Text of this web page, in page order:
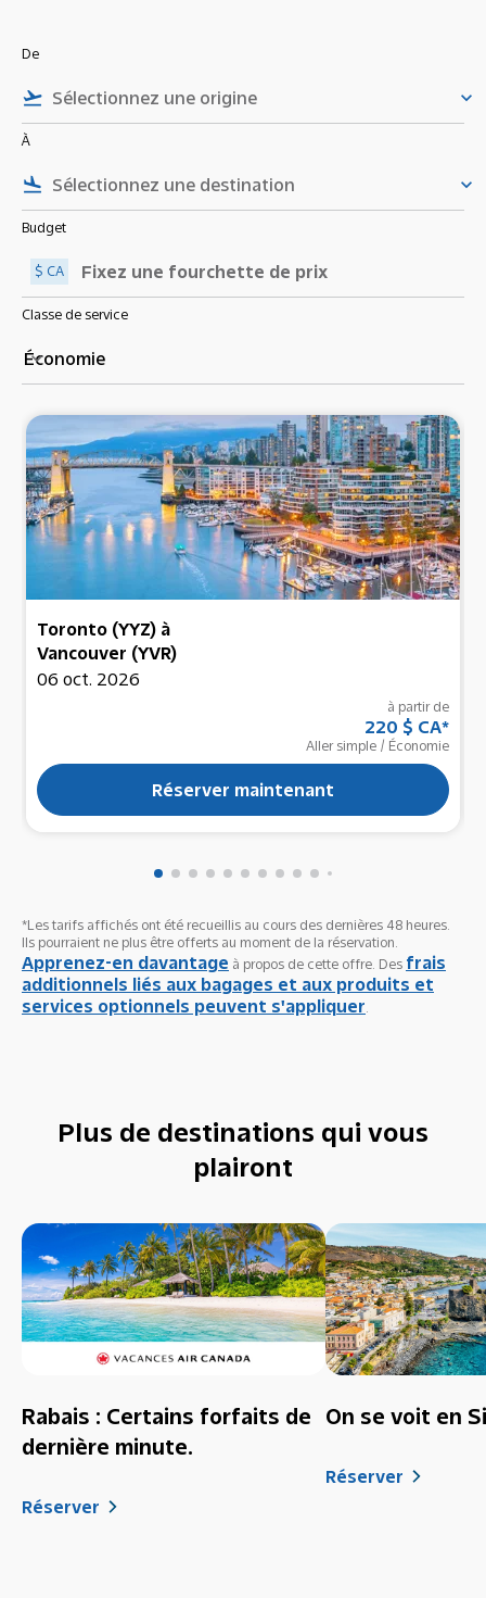
De
flight_takeoff keyboard_arrow_down
À
flight_land keyboard_arrow_down
Budget
$ CA
Classe de service
Économie
keyboard_arrow_down
Toronto (YYZ) à
Vancouver (YVR)
06 oct. 2026
à partir de
220 $ CA*
Aller simple / Économie
Réserver maintenant
*Les tarifs affichés ont été recueillis au cours des dernières 48 heures.
Ils pourraient ne plus être offerts au moment de la réservation.
Apprenez-en davantage à propos de cette offre. Des frais
additionnels liés aux bagages et aux produits et
services optionnels peuvent s'appliquer.
Plus de destinations qui vous
plairont
Rabais : Certains forfaits de
dernière minute.
Réserver
On se voit en
Réserver